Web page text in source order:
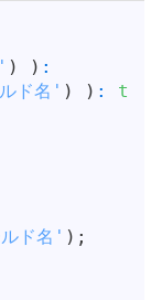
) ) :
ド名' ) ) :
t
ド名' ) ;